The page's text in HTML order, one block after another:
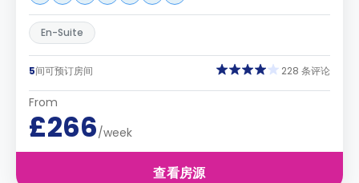
En-Suite
5间可预订房间 228 条评论
From
£266/week
查看房源